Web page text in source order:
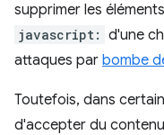
supprimer les éléments
javascript: d'une
attaques par bombe
Toutefois, dans
d'accepter du